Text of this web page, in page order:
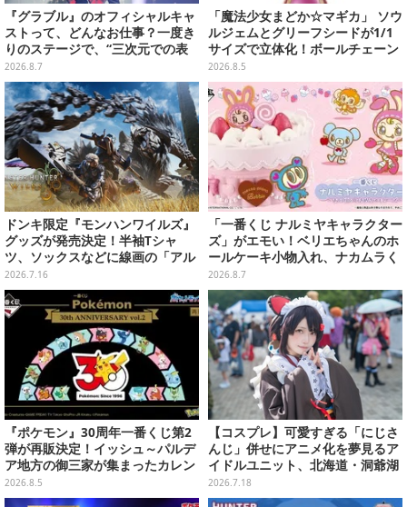
『グラブル』のオフィシャルキャ
ストって、どんなお仕事？一度き
りのステージで、“三次元での表
現”に全力を懸けるキャスト陣の
舞台裏【インタビュー】
2026.8.7
「魔法少女まどか☆マギカ」 ソウ
ルジェムとグリーフシードが1/1
サイズで立体化！ボールチェーン
を外せばフィギュアとして飾れる
ガシャポン全6種
2026.8.5
ドンキ限定『モンハンワイルズ』
グッズが発売決定！半袖Tシャ
ツ、ソックスなどに線画の「アル
シュベルド」「リオレウス」ら11
体をデザイン
2026.7.16
「一番くじ ナルミヤキャラクター
ズ」がエモい！ベリエちゃんのホ
ールケーキ小物入れ、ナカムラく
んのマスコットなどがズラリ
2026.8.7
『ポケモン』30周年一番くじ第2
弾が再販決定！イッシュ～パルデ
ア地方の御三家が集まったカレン
ダー、ぬいぐるみなど記念グッズ
盛りだくさん
2026.8.5
【コスプレ】可愛すぎる「にじさ
んじ」併せにアニメ化を夢見るア
イドルユニット、北海道・洞爺湖
に花開く可憐なレイヤー10選【写
真46枚】
2026.7.18